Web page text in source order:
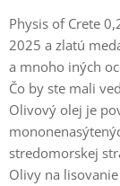
Physis of Crete
2025 a zlatú
a mnoho iných
Čo by ste mali
Olivový olej je
stredomorskej
Olivy na